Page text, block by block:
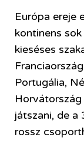
Európa ereje
kontinens
kieséses
Portugália,
játszani, de a
rossz